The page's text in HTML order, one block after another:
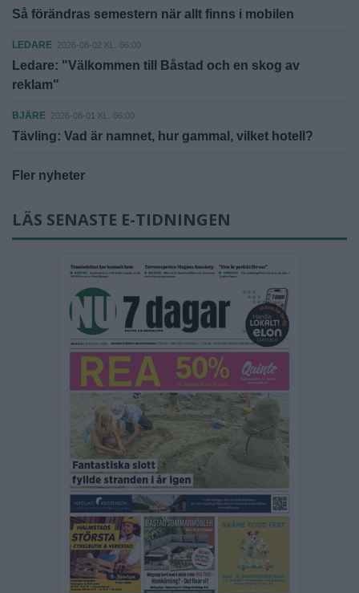
Så förändras semestern när allt finns i mobilen
LEDARE 2026-08-02 KL. 06:00
Ledare: "Välkommen till Båstad och en skog av
reklam"
BJÄRE 2026-08-01 KL. 06:00
Tävling: Vad är namnet, hur gammal, vilket hotell?
Fler nyheter
LÄS SENASTE E-TIDNINGEN